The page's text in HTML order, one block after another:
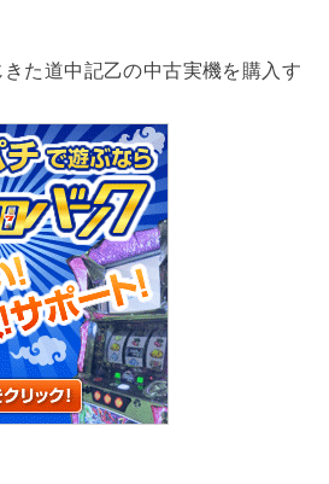
きた道中記乙の中古実機を購入す